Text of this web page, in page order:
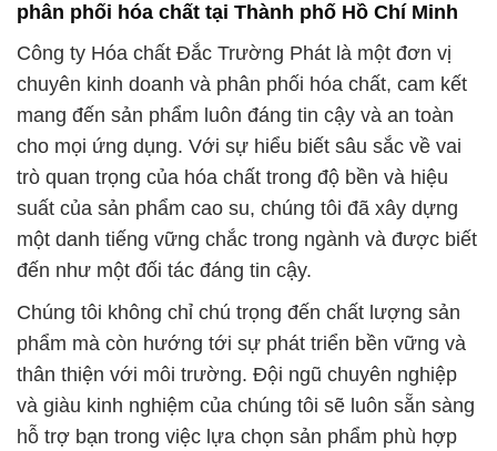
phân phối hóa chất tại Thành phố Hồ Chí Minh
Công ty Hóa chất Đắc Trường Phát là một đơn vị
chuyên kinh doanh và phân phối hóa chất, cam kết
mang đến sản phẩm luôn đáng tin cậy và an toàn
cho mọi ứng dụng. Với sự hiểu biết sâu sắc về vai
trò quan trọng của hóa chất trong độ bền và hiệu
suất của sản phẩm cao su, chúng tôi đã xây dựng
một danh tiếng vững chắc trong ngành và được biết
đến như một đối tác đáng tin cậy.
Chúng tôi không chỉ chú trọng đến chất lượng sản
phẩm mà còn hướng tới sự phát triển bền vững và
thân thiện với môi trường. Đội ngũ chuyên nghiệp
và giàu kinh nghiệm của chúng tôi sẽ luôn sẵn sàng
hỗ trợ bạn trong việc lựa chọn sản phẩm phù hợp